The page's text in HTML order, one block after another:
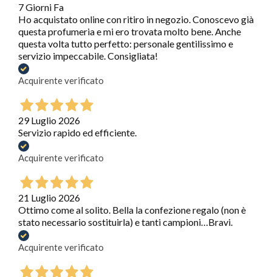
7 Giorni Fa
Ho acquistato online con ritiro in negozio. Conoscevo già
questa profumeria e mi ero trovata molto bene. Anche
questa volta tutto perfetto: personale gentilissimo e
servizio impeccabile. Consigliata!
Acquirente verificato
29 Luglio 2026
Servizio rapido ed efficiente.
Acquirente verificato
21 Luglio 2026
Ottimo come al solito. Bella la confezione regalo (non è
stato necessario sostituirla) e tanti campioni…Bravi.
Acquirente verificato